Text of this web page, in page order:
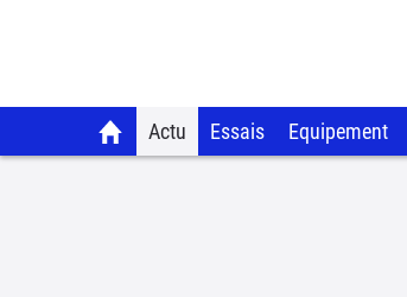
Actu Essais Equipement